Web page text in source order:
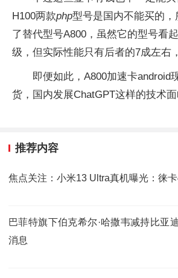
H100两款php型号是国内不能买的，
了替代型号A800，虽然它的型号看
级，但实际性能只有后者的7成左右
即便如此，A800加速卡android
货，国内发展ChatGPT这样的技术面
推荐内容
焦点关注：小米13 Ultra真机曝光：徕
巴菲特旗下伯克希尔·哈撒韦减持比亚
消息